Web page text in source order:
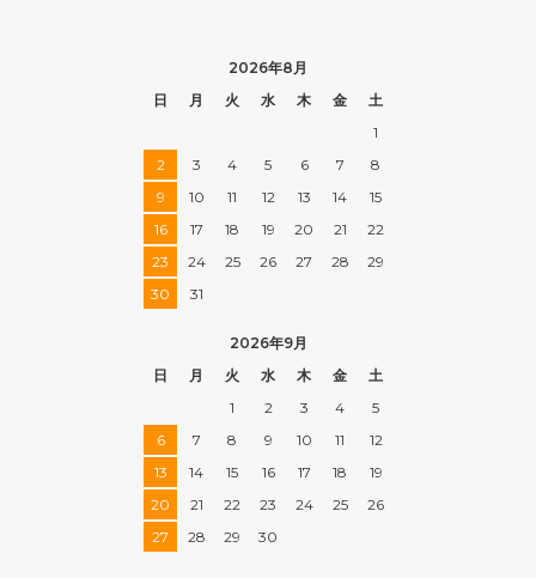
2026年8月
日
月 火 水 木 金
土
1
2
3 4 5 6 7
8
9
10 11 12 13 14
15
16
17 18 19 20 21
22
23
24 25 26 27 28
29
30
31
2026年9月
日
月 火 水 木 金
土
1
2 3 4
5
6
7 8 9 10 11
12
13
14 15 16 17 18
19
20
21 22 23 24 25
26
27
28 29 30